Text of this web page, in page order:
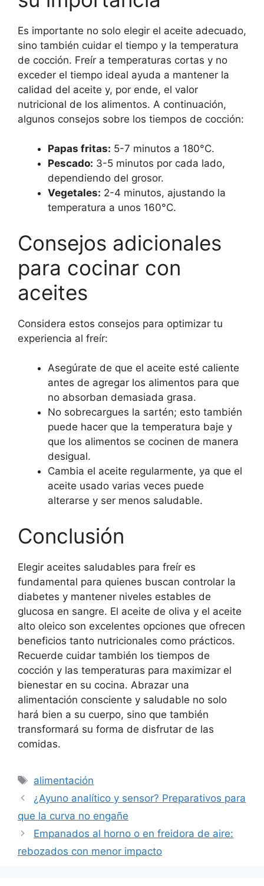
Es importante no solo elegir el aceite adecuado,
sino también cuidar el tiempo y la temperatura
de cocción. Freír a temperaturas cortas y no
exceder el tiempo ideal ayuda a mantener la
calidad del aceite y, por ende, el valor
nutricional de los alimentos. A continuación,
algunos consejos sobre los tiempos de cocción:
Papas fritas: 5-7 minutos a 180°C.
Pescado: 3-5 minutos por cada lado,
dependiendo del grosor.
Vegetales: 2-4 minutos, ajustando la
temperatura a unos 160°C.
Consejos adicionales
para cocinar con
aceites
Considera estos consejos para optimizar tu
experiencia al freír:
Asegúrate de que el aceite esté caliente
antes de agregar los alimentos para que
no absorban demasiada grasa.
No sobrecargues la sartén; esto también
puede hacer que la temperatura baje y
que los alimentos se cocinen de manera
desigual.
Cambia el aceite regularmente, ya que el
aceite usado varias veces puede
alterarse y ser menos saludable.
Conclusión
Elegir aceites saludables para freír es
fundamental para quienes buscan controlar la
diabetes y mantener niveles estables de
glucosa en sangre. El aceite de oliva y el aceite
alto oleico son excelentes opciones que ofrecen
beneficios tanto nutricionales como prácticos.
Recuerde cuidar también los tiempos de
cocción y las temperaturas para maximizar el
bienestar en su cocina. Abrazar una
alimentación consciente y saludable no solo
hará bien a su cuerpo, sino que también
transformará su forma de disfrutar de las
comidas.
Etiquetas
alimentación
¿Ayuno analítico y sensor? Preparativos para
que la curva no engañe
Empanados al horno o en freidora de aire:
rebozados con menor impacto